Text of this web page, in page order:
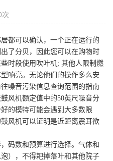
次
都可以确认，一个正在运行的
了分贝，因此您可以在购物时
时段使用吹叶机; 其他人限制燃
响亮。无论他们的操作多么安
噪音污染信息查询范围的指南
风机额定值中的50英尺噪音分
的模特可能会遇到大多数限
风机可以证明是近距离震耳欲
码数和预算进行选择。气体和
），不得耙掉落叶和其他院子